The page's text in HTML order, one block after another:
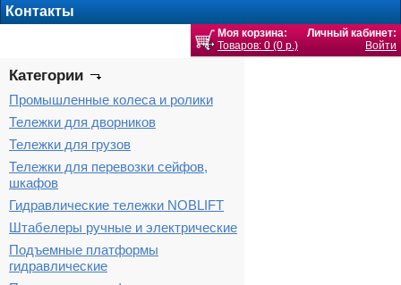
Контакты
Моя корзина:
Товаров: 0 (0 р.)
Личный кабинет:
Войти
Категории
Промышленные колеса и ролики
Тележки для дворников
Тележки для грузов
Тележки для перевозки сейфов,
шкафов
Гидравлические тележки NOBLIFT
Штабелеры ручные и электрические
Подъемные платформы
гидравлические